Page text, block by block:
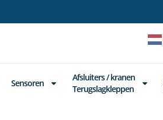
Sensoren
Afsluiters / kranen
Terugslagkleppen